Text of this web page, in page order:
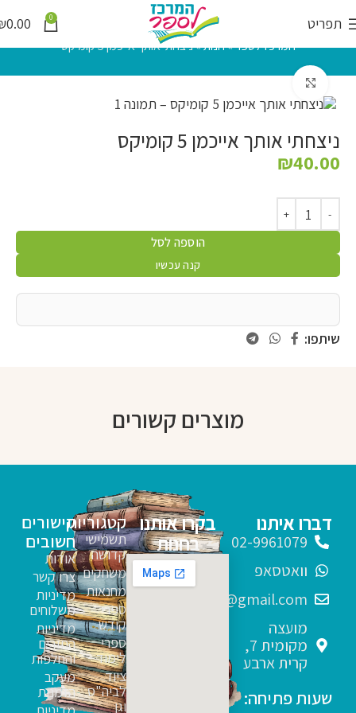
תפריט 0
0.00
המרכז לספר»חנות»ניצחתי אותך אייכמן 5 קומיקס
ניצחתי אותך אייכמן 5 קומיקס
₪40.00
הוספה לסל
קנה עכשיו
שיתפו:
מוצרים קשורים
קטגוריות
תשמישי
קדושה
משחקים
מחנאות
ספרי
קודש
ספרי
לימוד
ציוד
לביה"ס
וגן
קישורים
חשובים
אודות
צרו קשר
מדיניות
משלוחים
מדיניות
החזרים
והחלפות
מעקב
הזמנות
דברו איתנו
02-9961079
וואטסאפ
sfarim.k4@gmail.com
מועצה
מקומית 7,
קרית ארבע
שעות פתיחה:
בקרו אותנו
בחנות